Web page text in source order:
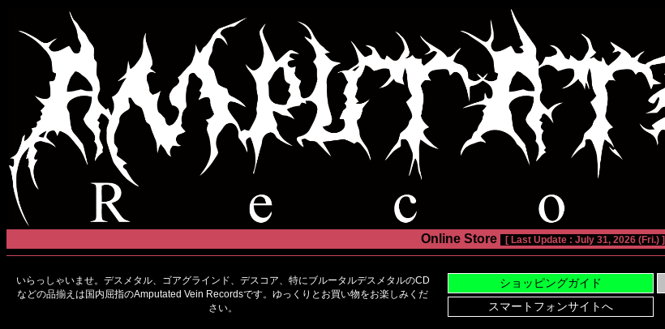
Online Store [ Last Update : July 31, 2026 (Fri.) ]
いらっしゃいませ。デスメタル、ゴアグラインド、デスコア、特にブルータルデスメタルのCD
などの品揃えは国内屈指のAmputated Vein Recordsです。ゆっくりとお買い物をお楽しみくだ
さい。